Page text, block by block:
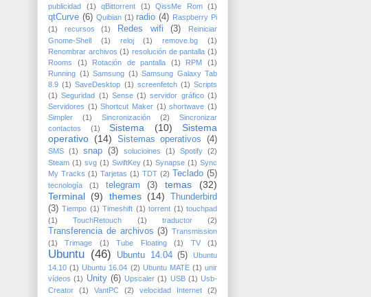
publicidad
(1) qBittorrent (1) QissMe Rom (1)
qtCurve (6) Quibian (1) radio (4) Raspberry Pi
(1)
recursos (1) Redes wifi (3)
Reiniciar
Gnome-Shell
(1) reloj (1) remove.bg
(1)
Renombrar archivos (1) resolución de pantalla (1)
Rooms
(1) Rotación de pantalla (1) RPM
(1)
Running (1) Samsung (1) Samsung Galaxy Tab
8.9 (1) SaveDesktop (1) screenfetch (1) Scripts
(1) Seguridad (1) Sense (1) servidor gráfico (1)
Servidores (1) Shortcut Maker (1) shortwave (1)
Simpler
(1) Sincronización (2)
Sincronizar
contactos
(1) Sistema (10)
Sistema
operativo (14) Sistemas operativos (4)
SMS (1) snap (3) solucioines (1) Spotify (2)
Steam (1) svg (1) SwiftKey (1) Synapse (1) Sync
My Tracks (1) Tarjetas (1) TDT (2) Teclado (5)
tecnología (1) telegram (3) temas
(32)
Terminal (9) themes (14)
Thunderbird
(3) Tiempo (1) Timeshift (1) torrent (1) touchpad
(1)
TouchRetouch (1) traductor (2)
Transferencia de archivos (3) Transmission
(1)
Trimage (1) Tube Floating (1) TV (1)
Ubuntu (46) Ubuntu 14.04 (5)
Ubuntu
14.10 (1) Ubuntu 16.04 (2) Ubuntu MATE (1) unir
vídeos (1) Unity (6) Upscaler (1) USB (1) Usb-
Creator
(1) VantPC (2) velocidad Internet
(2)